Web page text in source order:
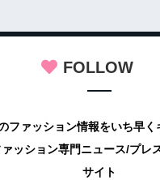
FOLLOW
ファッション情報をいち早く
ッション専門ニュース/プレ
サイト